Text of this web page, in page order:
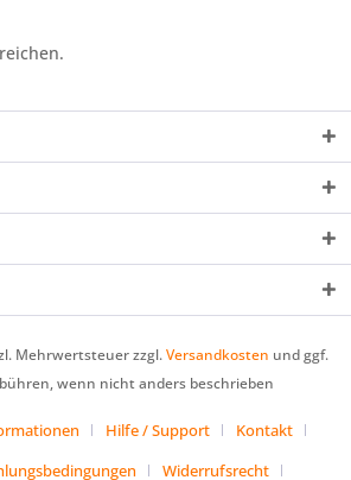
Mehrwertsteuer zzgl.Versandkosten und ggf.
wenn nicht anders beschrieben
Hilfe / Support
Kontakt
Widerrufsrecht